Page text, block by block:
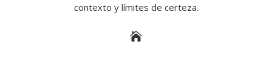
contexto y límites de certeza.